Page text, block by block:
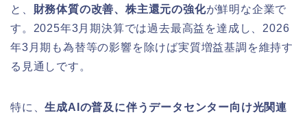
と、 財務体質の改善、株主還元の強化が鮮明な企業で
す。2025年3月期決算では過去最高益を達成し、2026
年3月期も為替等の影響を除けば実質増益基調を維持す
る見通しです。
特に、生成AIの普及に伴うデータセンター向け光関連